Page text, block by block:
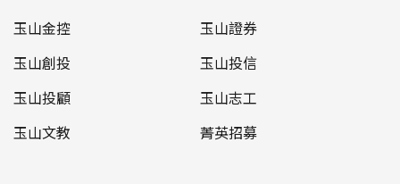
玉山金控
玉山證券
玉山創投
玉山投信
玉山投顧
玉山志工
玉山文教
菁英招募